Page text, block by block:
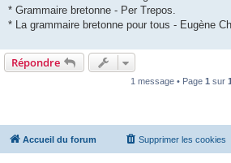
* Grammaire bretonne - Per Trepos.
* La grammaire bretonne pour tous - Eugène
Répondre
1 message • Page 1 sur 1
Accueil du forum Supprimer les cookies